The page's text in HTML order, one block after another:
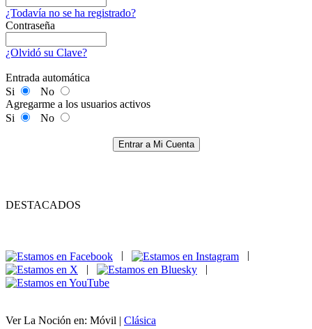
¿Todavía no se ha registrado?
Contraseña
¿Olvidó su Clave?
Entrada automática
Si
No
Agregarme a los usuarios activos
Si
No
Entrar a Mi Cuenta
DESTACADOS
|
|
Ver La Noción en: Móvil | Clásica